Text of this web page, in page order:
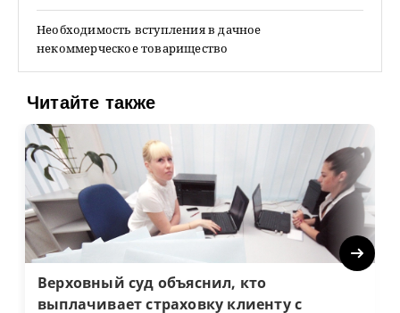
Необходимость вступления в дачное
некоммерческое товарищество
Читайте также
Верховный суд объяснил, кто
выплачивает страховку клиенту с
Next